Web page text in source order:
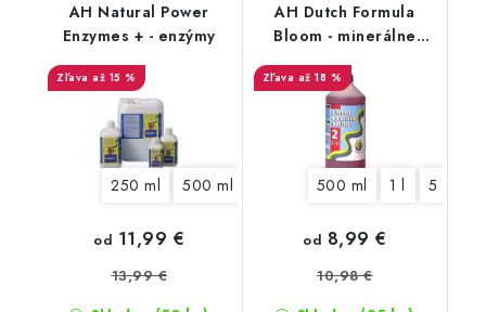
AH Natural Power
Enzymes + - enzýmy
až 15 %
250 ml 500 ml
od 11,99 €
13,99 €
AH Dutch Formula
Bloom - minerálne
kvetové hnojivo
až 18 %
500 ml 1 l 5 l
od 8,99 €
10,98 €